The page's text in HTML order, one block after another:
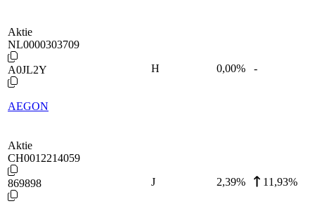
Aktie
NL0000303709
A0JL2Y
AEGON
H 0,00% -
Aktie
CH0012214059
869898 J 2,39% 11,93%